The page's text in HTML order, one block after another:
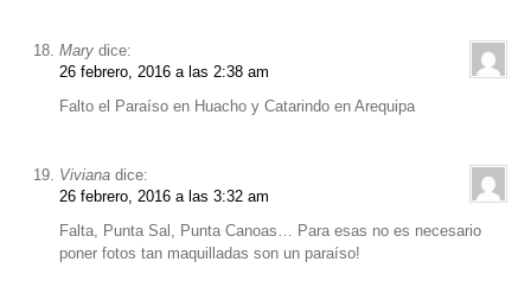
Mary dice:
26 febrero, 2016 a las 2:38 am
Falto el Paraíso en Huacho y Catarindo en Arequipa
Viviana dice:
26 febrero, 2016 a las 3:32 am
Falta, Punta Sal, Punta Canoas… Para esas no es necesario
poner fotos tan maquilladas son un paraíso!